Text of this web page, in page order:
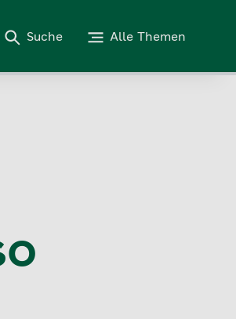
Suche Alle Themen